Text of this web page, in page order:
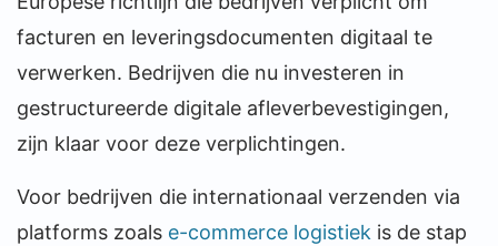
facturen en leveringsdocumenten digitaal te
verwerken. Bedrijven die nu investeren in
gestructureerde digitale afleverbevestigingen,
zijn klaar voor deze verplichtingen.
Voor bedrijven die internationaal verzenden via
platforms zoals e-commerce logistiek is de stap